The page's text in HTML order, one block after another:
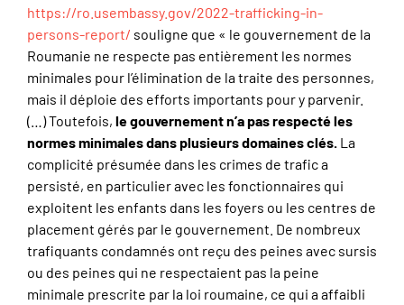
https://ro.usembassy.gov/2022-trafficking-in-
persons-report/ souligne que « le gouvernement de la
Roumanie ne respecte pas entièrement les normes
minimales pour l’élimination de la traite des personnes,
mais il déploie des efforts importants pour y parvenir.
(…) Toutefois, le gouvernement n’a pas respecté les
normes minimales dans plusieurs domaines clés.La
complicité présumée dans les crimes de trafic a
persisté, en particulier avec les fonctionnaires qui
exploitent les enfants dans les foyers ou les centres de
placement gérés par le gouvernement. De nombreux
trafiquants condamnés ont reçu des peines avec sursis
ou des peines qui ne respectaient pas la peine
minimale prescrite par la loi roumaine, ce qui a affaibli